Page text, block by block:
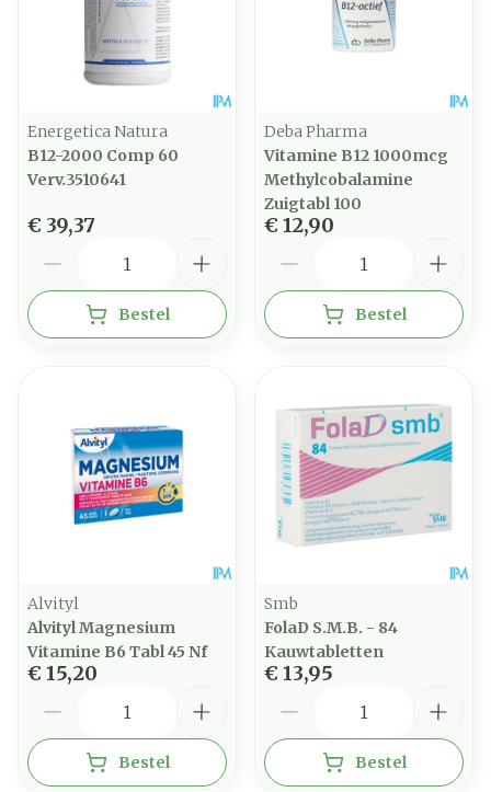
Energetica Natura
B12-2000 Comp 60
Verv.3510641
€ 39,37
Bestel
Deba Pharma
Vitamine B12 1000mcg
Methylcobalamine
Zuigtabl 100
€ 12,90
Bestel
Alvityl
Alvityl Magnesium
Vitamine B6 Tabl 45 Nf
€ 15,20
Bestel
Smb
FolaD S.M.B. - 84
Kauwtabletten
€ 13,95
Bestel